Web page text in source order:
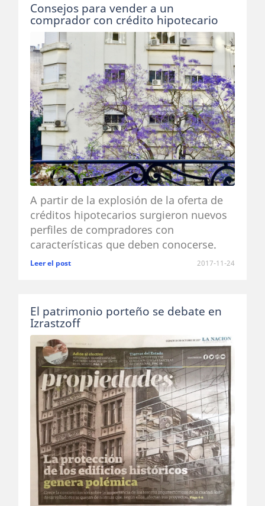
Consejos para vender a un
comprador con crédito hipotecario
A partir de la explosión de la oferta de
créditos hipotecarios surgieron nuevos
perfiles de compradores con
características que deben conocerse.
Leer el post 2017-11-24
El patrimonio porteño se debate en
Izrastzoff